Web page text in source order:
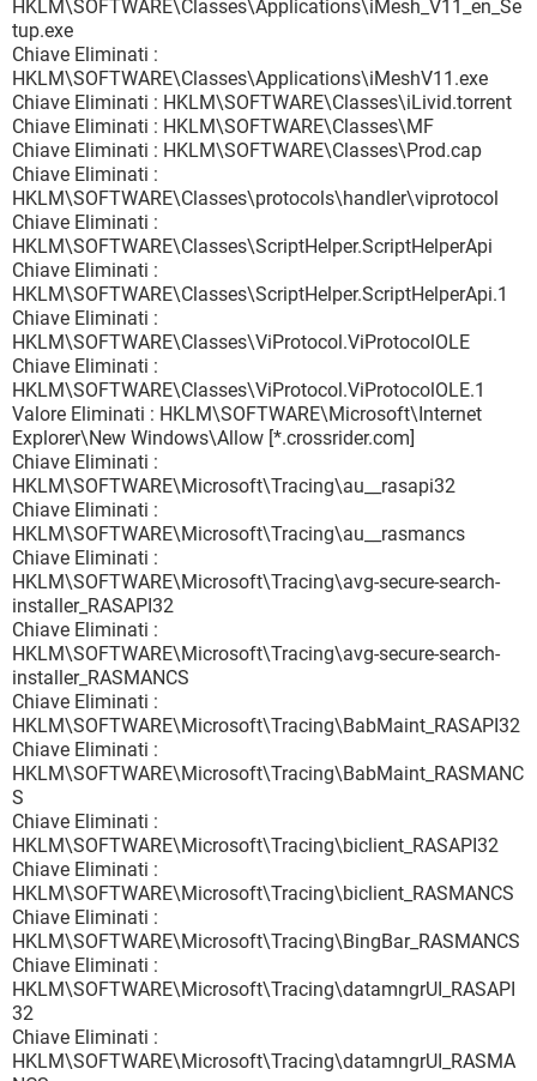
HKLM\SOFTWARE\Classes\Applications\iMesh_V11_en_Se
tup.exe
Chiave Eliminati :
HKLM\SOFTWARE\Classes\Applications\iMeshV11.exe
Chiave Eliminati : HKLM\SOFTWARE\Classes\iLivid.torrent
Chiave Eliminati : HKLM\SOFTWARE\Classes\MF
Chiave Eliminati : HKLM\SOFTWARE\Classes\Prod.cap
Chiave Eliminati :
HKLM\SOFTWARE\Classes\protocols\handler\viprotocol
Chiave Eliminati :
HKLM\SOFTWARE\Classes\ScriptHelper.ScriptHelperApi
Chiave Eliminati :
HKLM\SOFTWARE\Classes\ScriptHelper.ScriptHelperApi.1
Chiave Eliminati :
HKLM\SOFTWARE\Classes\ViProtocol.ViProtocolOLE
Chiave Eliminati :
HKLM\SOFTWARE\Classes\ViProtocol.ViProtocolOLE.1
Valore Eliminati : HKLM\SOFTWARE\Microsoft\Internet
Explorer\New Windows\Allow [*.crossrider.com]
Chiave Eliminati :
HKLM\SOFTWARE\Microsoft\Tracing\au__rasapi32
Chiave Eliminati :
HKLM\SOFTWARE\Microsoft\Tracing\au__rasmancs
Chiave Eliminati :
HKLM\SOFTWARE\Microsoft\Tracing\avg-secure-search-
installer_RASAPI32
Chiave Eliminati :
HKLM\SOFTWARE\Microsoft\Tracing\avg-secure-search-
installer_RASMANCS
Chiave Eliminati :
HKLM\SOFTWARE\Microsoft\Tracing\BabMaint_RASAPI32
Chiave Eliminati :
HKLM\SOFTWARE\Microsoft\Tracing\BabMaint_RASMANC
S
Chiave Eliminati :
HKLM\SOFTWARE\Microsoft\Tracing\biclient_RASAPI32
Chiave Eliminati :
HKLM\SOFTWARE\Microsoft\Tracing\biclient_RASMANCS
Chiave Eliminati :
HKLM\SOFTWARE\Microsoft\Tracing\BingBar_RASMANCS
Chiave Eliminati :
HKLM\SOFTWARE\Microsoft\Tracing\datamngrUI_RASAPI
32
Chiave Eliminati :
HKLM\SOFTWARE\Microsoft\Tracing\datamngrUI_RASMA